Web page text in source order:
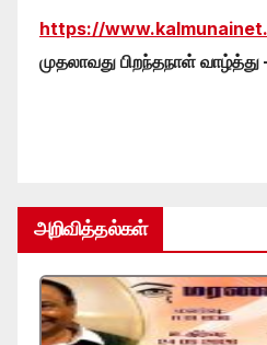
https://
முதலாவது பிறந்தநாள் வாழ்த்து
அறிவித்தல்கள்